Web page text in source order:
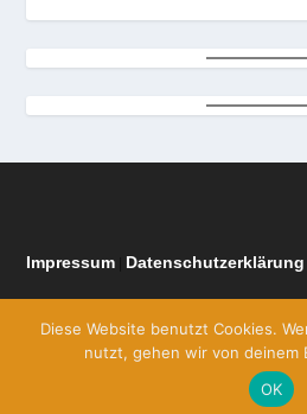
Impressum Datenschutzerklärung
Elegant Themes|
Diese Website benutzt Cookies.
nutzt, gehen wir von deinem
OK